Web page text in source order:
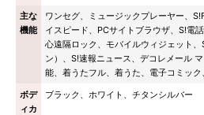
主な
機能
ワンセグ、ミュージックプレーヤー、
イスピード、PCサイトブラウザ、S!電
心遠隔ロック、モバイルウィジェット
ン）、S!速報ニュース、デコレメール
能、着うたフル、着うた、電子コミッ
ボデ
ィカ
ブラック、ホワイト、チタンシルバー